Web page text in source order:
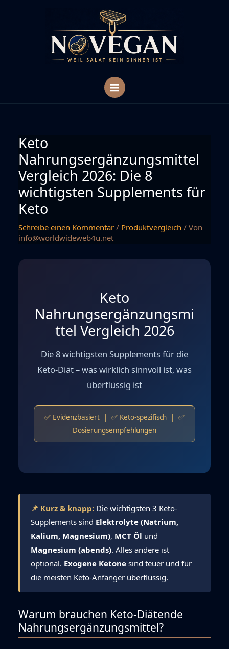
Keto
Nahrungsergänzungsmittel
Vergleich 2026: Die 8
wichtigsten Supplements für
Keto
Schreibe einen Kommentar / Produktvergleich / Von
info@worldwideweb4u.net
Keto
Nahrungsergänzungsmi
ttel Vergleich 2026
Die 8 wichtigsten Supplements für die
Keto-Diät – was wirklich sinnvoll ist, was
überflüssig ist
✅ Evidenzbasiert | ✅ Keto-spezifisch | ✅
Dosierungsempfehlungen
📌 Kurz & knapp: Die wichtigsten 3 Keto-
Supplements sind Elektrolyte (Natrium,
Kalium, Magnesium), MCT Öl und
Magnesium (abends). Alles andere ist
optional. Exogene Ketone sind teuer und für
die meisten Keto-Anfänger überflüssig.
Warum brauchen Keto-Diätende
Nahrungsergänzungsmittel?